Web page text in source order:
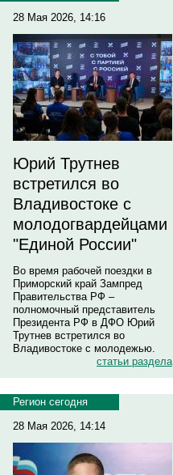
28 Мая 2026, 14:16
Юрий Трутнев
встретился во
Владивостоке с
молодогвардейцами
"Единой России"
Во время рабочей поездки в
Приморский край Зампред
Правительства РФ –
полномочный представитель
Президента РФ в ДФО Юрий
Трутнев встретился во
Владивостоке с молодежью.
статьи раздела
Регион сегодня
28 Мая 2026, 14:14